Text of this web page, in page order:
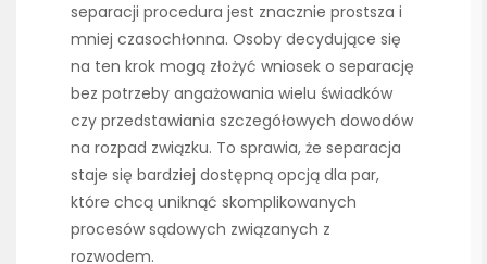
separacji procedura jest znacznie prostsza i
mniej czasochłonna. Osoby decydujące się
na ten krok mogą złożyć wniosek o separację
bez potrzeby angażowania wielu świadków
czy przedstawiania szczegółowych dowodów
na rozpad związku. To sprawia, że separacja
staje się bardziej dostępną opcją dla par,
które chcą uniknąć skomplikowanych
procesów sądowych związanych z
rozwodem.